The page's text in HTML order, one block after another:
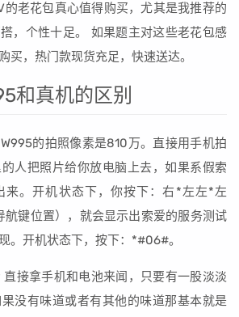
的老花包真心值得购买，尤其是我推荐的
，个性十足。 如果题主对这些老花包感
买，热门款现货充足，快速送达。
和真机的区别
的拍照像素是810万。直接用手机拍
人把照片给你放电脑上去，如果系假索
来。开机状态下，你按下：右*左左*左
航键位置），就会显示出索爱的服务测试
。开机状态下，按下：*#06#。
接拿手机和电池来闻，只要有一股淡淡
没有味道或者有其他的味道那基本就是